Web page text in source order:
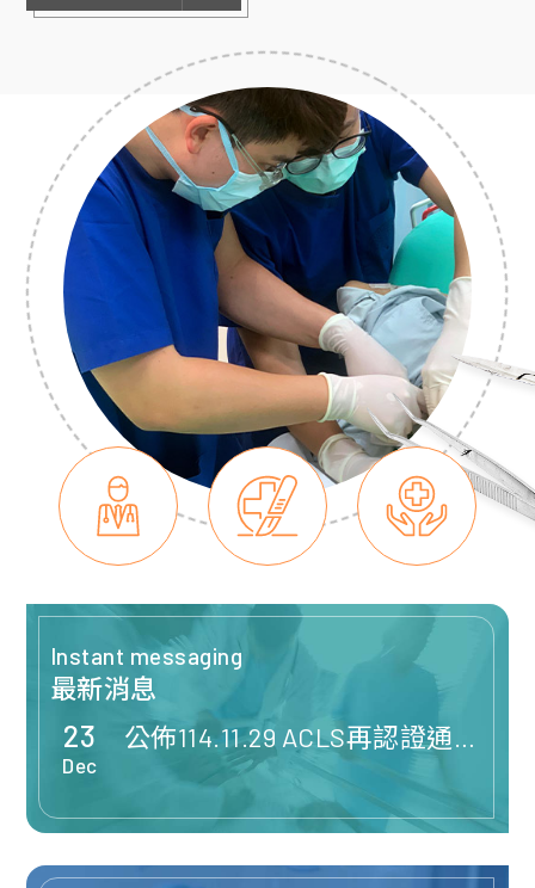
Instant messaging
最新消息
23
Dec
公佈114.11.29 ACLS再認證通過